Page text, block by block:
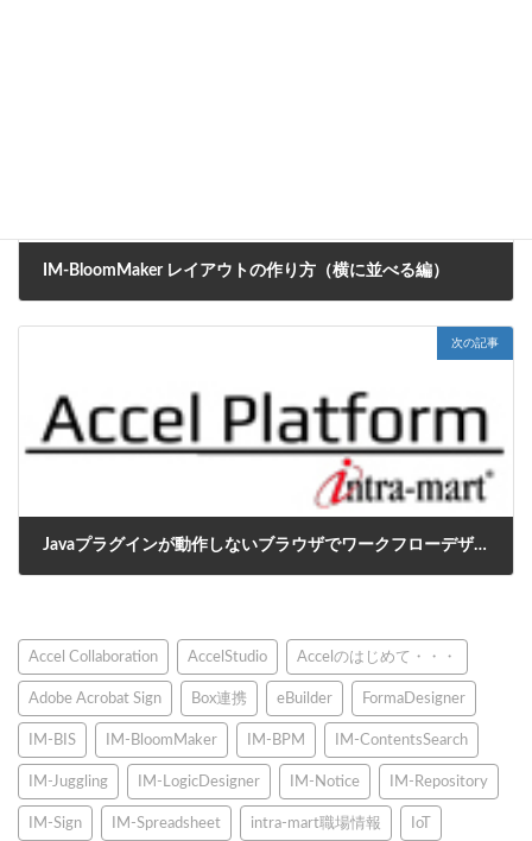
IM-BloomMaker レイアウトの作り方（横に並べる編）
次の記事
Javaプラグインが動作しないブラウザでワークフローデザイナを起動する方法
Accel Collaboration AccelStudio Accelのはじめて・・・
Adobe Acrobat Sign Box連携 eBuilder FormaDesigner
IM-BIS IM-BloomMaker IM-BPM IM-ContentsSearch
IM-Juggling IM-LogicDesigner IM-Notice IM-Repository
IM-Sign IM-Spreadsheet intra-mart職場情報 IoT